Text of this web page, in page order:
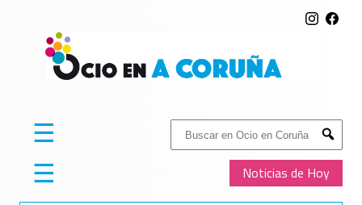
Buscar:
Submit
Noticias de Hoy
☰
☰